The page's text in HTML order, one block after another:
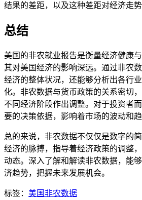
结果的差距，以及这种差距对经济走势
总结
美国的非农就业报告是衡量经济健康
其对美国经济的影响深远。通过非农
经济的整体状况，还能够分析出各行
化。非农数据与货币政策的关系密切
不同经济阶段作出调整。对于投资者
要的决策依据，影响着市场的波动和趋
总的来说，非农数据不仅仅是数字的
经济的脉搏，指导着经济政策的调整
动态。深入了解和解读非农数据，能
济趋势，把握未来发展机会。
标签： 美国非农数据